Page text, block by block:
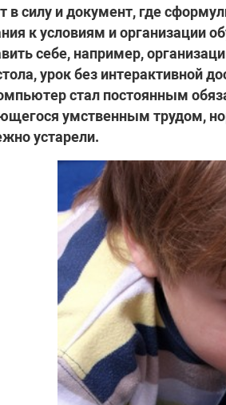
в силу и документ, где
к условиям и организации
себе, например,
урок без интерактивной
стал постоянным
умственным трудом,
устарели.